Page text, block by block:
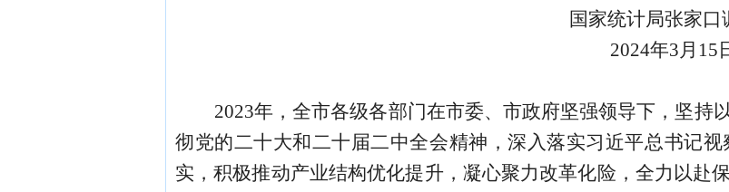
国家统计局张家口
2024年3月15
2023年，全市各级各部门在市委、市政府坚强领导下，坚持
彻党的二十大和二十届二中全会精神，深入落实习近平总书记
实，积极推动产业结构优化提升，凝心聚力改革化险，全力以赴